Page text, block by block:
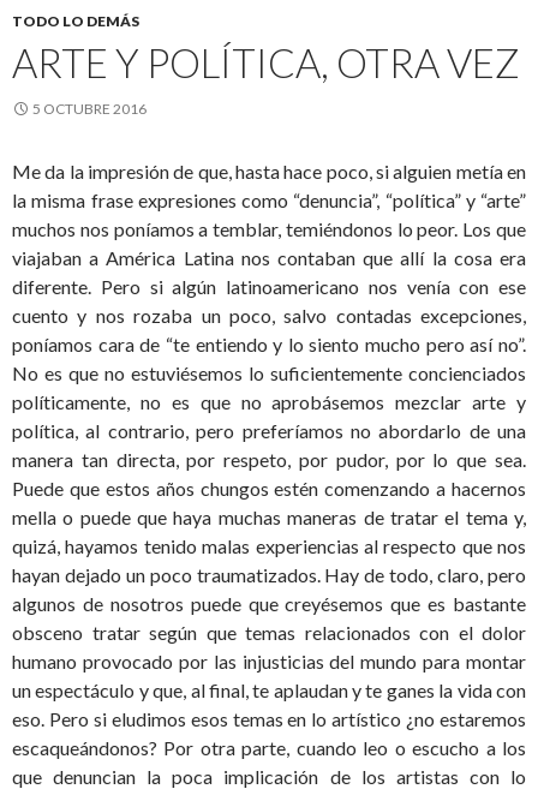
TODO LO DEMÁS
ARTE Y POLÍTICA, OTRA VEZ
5 OCTUBRE 2016
Me da la impresión de que, hasta hace poco, si alguien metía en
la misma frase expresiones como “denuncia”, “política” y “arte”
muchos nos poníamos a temblar, temiéndonos lo peor. Los que
viajaban a América Latina nos contaban que allí la cosa era
diferente. Pero si algún latinoamericano nos venía con ese
cuento y nos rozaba un poco, salvo contadas excepciones,
poníamos cara de “te entiendo y lo siento mucho pero así no”.
No es que no estuviésemos lo suficientemente concienciados
políticamente, no es que no aprobásemos mezclar arte y
política, al contrario, pero preferíamos no abordarlo de una
manera tan directa, por respeto, por pudor, por lo que sea.
Puede que estos años chungos estén comenzando a hacernos
mella o puede que haya muchas maneras de tratar el tema y,
quizá, hayamos tenido malas experiencias al respecto que nos
hayan dejado un poco traumatizados. Hay de todo, claro, pero
algunos de nosotros puede que creyésemos que es bastante
obsceno tratar según que temas relacionados con el dolor
humano provocado por las injusticias del mundo para montar
un espectáculo y que, al final, te aplaudan y te ganes la vida con
eso. Pero si eludimos esos temas en lo artístico ¿no estaremos
escaqueándonos? Por otra parte, cuando leo o escucho a los
que denuncian la poca implicación de los artistas con lo